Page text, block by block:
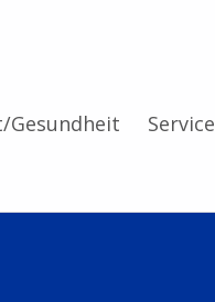
Gesundheit Service